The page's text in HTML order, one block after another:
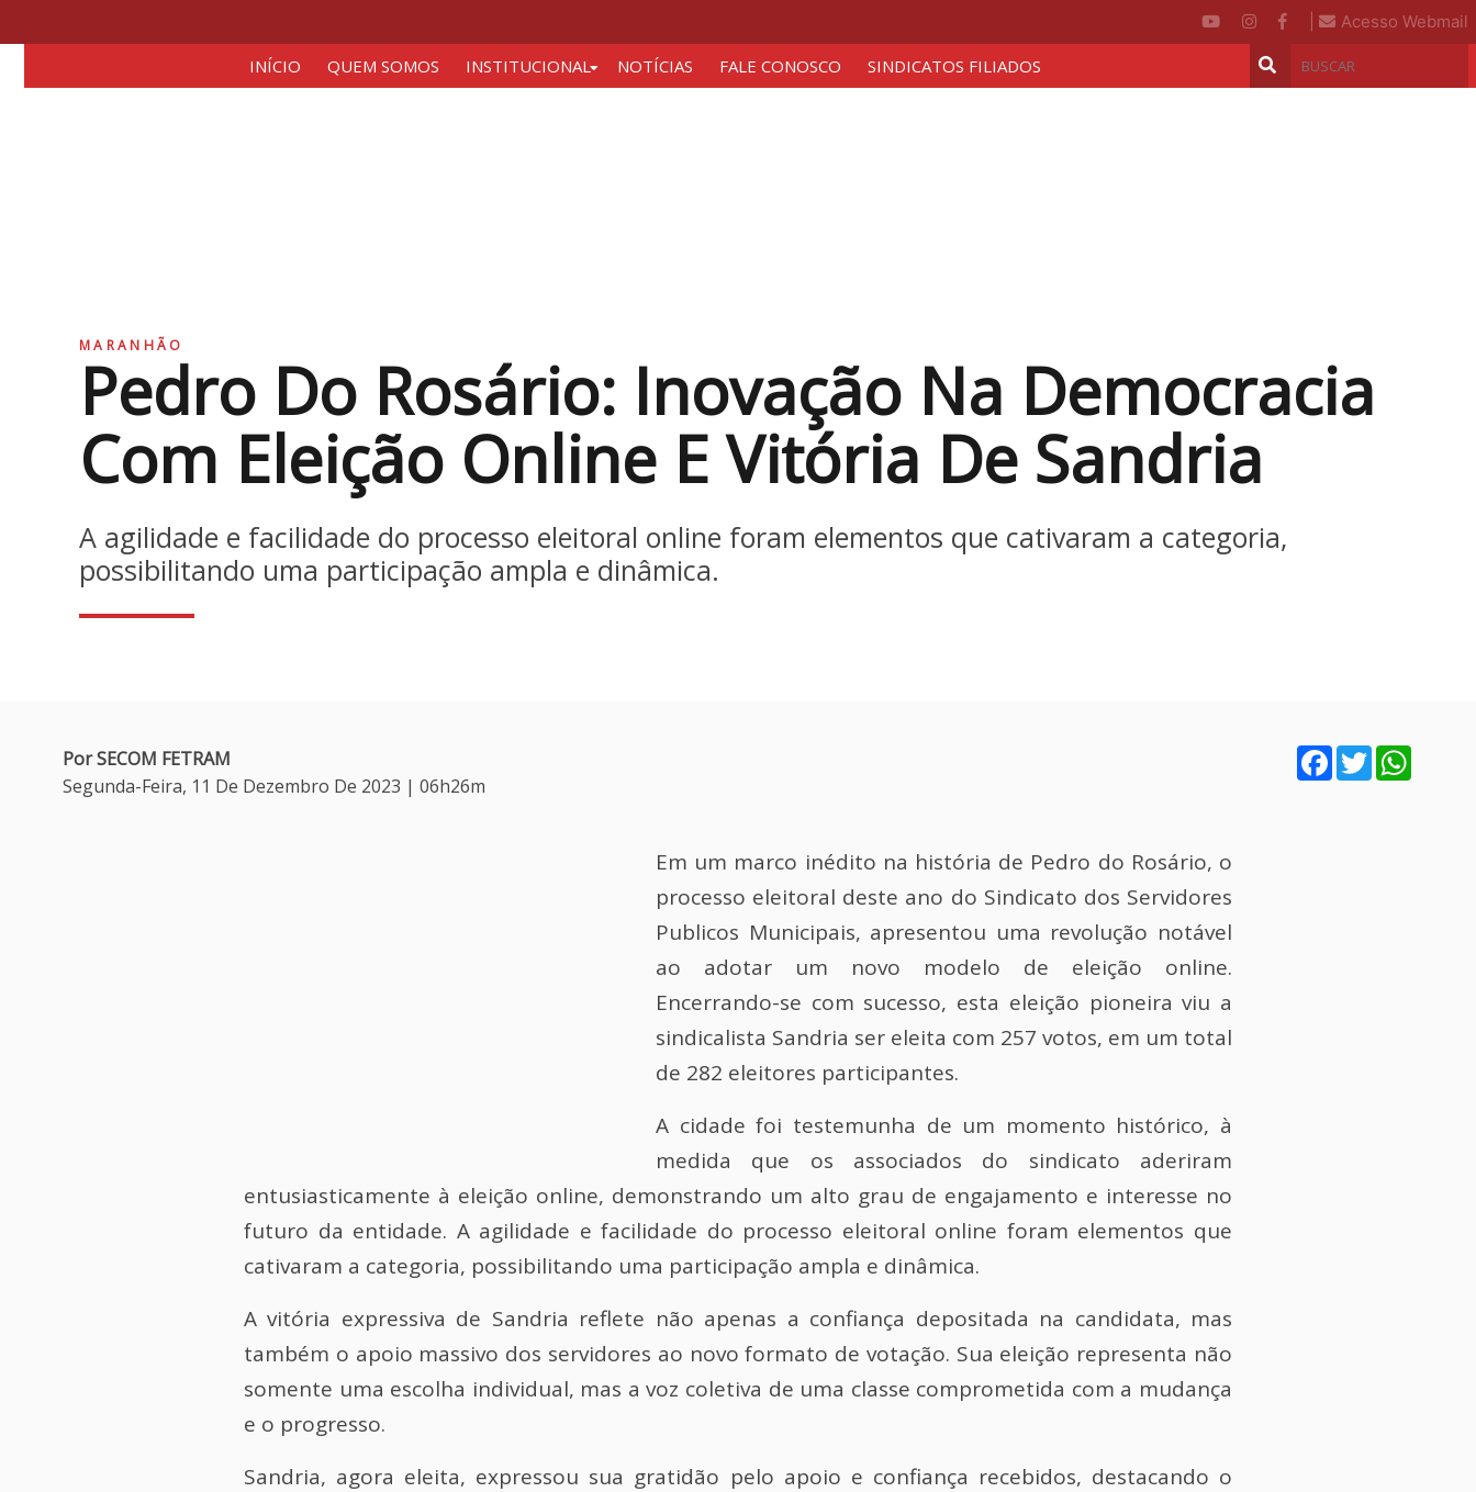
Acesso Webmail
INÍCIO QUEM SOMOS INSTITUCIONAL NOTÍCIAS FALE CONOSCO SINDICATOS FILIADOS
MARANHÃO
Pedro Do Rosário: Inovação Na Democracia
Com Eleição Online E Vitória De Sandria
A agilidade e facilidade do processo eleitoral online foram elementos que cativaram a categoria,
possibilitando uma participação ampla e dinâmica.
Por SECOM FETRAM
Segunda-Feira, 11 De Dezembro De 2023 | 06h26m
Facebook
Twitter
Em um marco inédito na história de Pedro do Rosário, o
processo eleitoral deste ano do Sindicato dos Servidores
Publicos Municipais, apresentou uma revolução notável
ao adotar um novo modelo de eleição online.
Encerrando-se com sucesso, esta eleição pioneira viu a
sindicalista Sandria ser eleita com 257 votos, em um total
de 282 eleitores participantes.
A cidade foi testemunha de um momento histórico, à
medida que os associados do sindicato aderiram
entusiasticamente à eleição online, demonstrando um alto grau de engajamento e interesse no
futuro da entidade. A agilidade e facilidade do processo eleitoral online foram elementos que
cativaram a categoria, possibilitando uma participação ampla e dinâmica.
A vitória expressiva de Sandria reflete não apenas a confiança depositada na candidata, mas
também o apoio massivo dos servidores ao novo formato de votação. Sua eleição representa não
somente uma escolha individual, mas a voz coletiva de uma classe comprometida com a mudança
e o progresso.
Sandria, agora eleita, expressou sua gratidão pelo apoio e confiança recebidos, destacando o